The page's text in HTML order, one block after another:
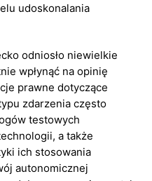
udoskonalania
odniosło niewielkie
wpłynąć na opinię
prawne dotyczące
zdarzenia często
testowych
a także
ich stosowania
autonomicznej